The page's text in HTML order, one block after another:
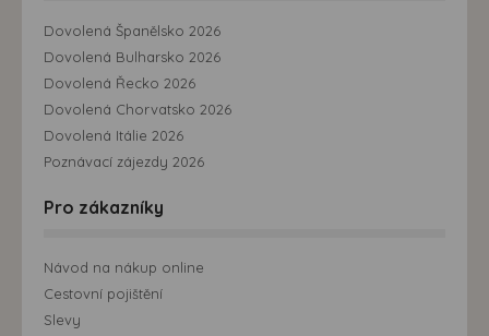
Dovolená Španělsko 2026
Dovolená Bulharsko 2026
Dovolená Řecko 2026
Dovolená Chorvatsko 2026
Dovolená Itálie 2026
Poznávací zájezdy 2026
Pro zákazníky
Návod na nákup online
Cestovní pojištění
Slevy